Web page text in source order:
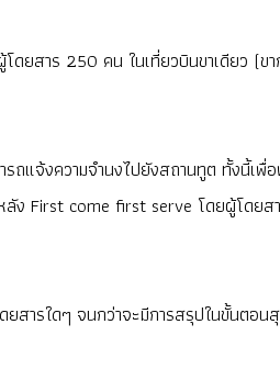
ยสาร 250 คน ในเที่ยวบินขาเดียว (ข
รถแจ้งความจำนงไปยังสถานทูต ทั้งนี้เพื่
First come first serve โดยผู้โดยส
ารใดๆ จนกว่าจะมีการสรุปในขั้นตอน